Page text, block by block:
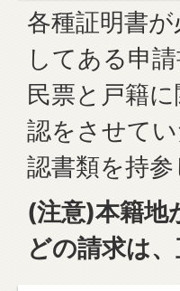
各種証明書
してある申
民票と戸籍
認をさせて
認書類を持参
(注意)本籍地
どの請求は